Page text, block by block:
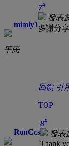
mimiy1
平民
7#
發表
多謝分享
回復 引
TOP
RonCcs
8#
發表
Thank